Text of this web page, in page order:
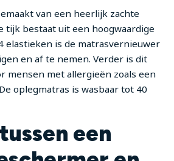
van een heerlijk zachte
tijk bestaat uit een hoogwaardige
elastieken is de matrasvernieuwer
en af te nemen. Verder is dit
mensen met allergieën zoals een
oplegmatras is wasbaar tot 40
een